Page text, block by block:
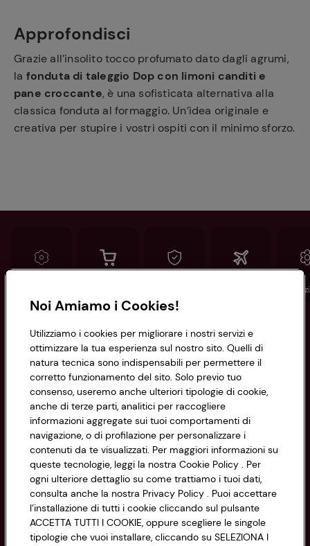
Approfondisci
Grazie all’insolito tocco profumato dato dagli agrumi,
la fonduta di taleggio Dop con limoni canditi e
pane croccante, è una sofisticata alternativa alla
classica fonduta al formaggio. Un’idea originale e
creativa per stupire i vostri ospiti con il minimo sforzo.
Informazioni
Privacy Policy
Cookie Policy
Impostazioni Cookie
Accessibilità
CONAD SOCIETÀ COOPERATIVA
Via Michelino, 59 | 40127 BOLOGNA
Codice Fiscale e Registro Imprese
di Bologna 00865960157
PARTITA IVA 03320960374
Servizio clienti
Noi Amiamo i Cookies!
Utilizziamo i cookies per migliorare i nostri servizi e
ottimizzare la tua esperienza sul nostro sito. Quelli di
natura tecnica sono indispensabili per permettere il
corretto funzionamento del sito. Solo previo tuo
consenso, useremo anche ulteriori tipologie di cookie,
anche di terze parti, analitici per raccogliere
informazioni aggregate sui tuoi comportamenti di
navigazione, o di profilazione per personalizzare i
contenuti da te visualizzati. Per maggiori informazioni su
queste tecnologie, leggi la nostra Cookie Policy . Per
ogni ulteriore dettaglio su come trattiamo i tuoi dati,
consulta anche la nostra Privacy Policy . Puoi accettare
l’installazione di tutti i cookie cliccando sul pulsante
ACCETTA TUTTI I COOKIE, oppure scegliere le singole
tipologie che vuoi installare, cliccando su SELEZIONA I